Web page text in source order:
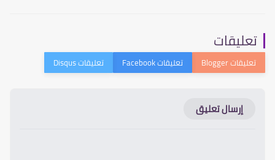
تعليقات
إرسال تعليق